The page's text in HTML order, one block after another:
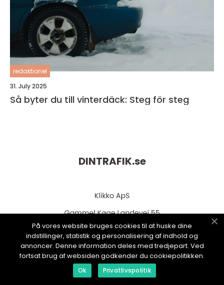
redaktionel
31. July 2025
Så byter du till vinterdäck: Steg för steg
DINTRAFIK.se
web:www.klikko.dk
På vores website bruges cookies til at huske dine
indstillinger, statistik og personalisering af indhold og
annoncer. Denne information deles med tredjepart. Ved
fortsat brug af websiden godkender du cookiepolitikken.
Ok Privatlivspolitik